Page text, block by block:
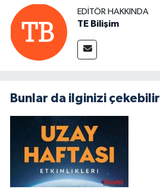
EDITÖR HAKKINDA
TE Bilişim
Bunlar da ilginizi çekebilir